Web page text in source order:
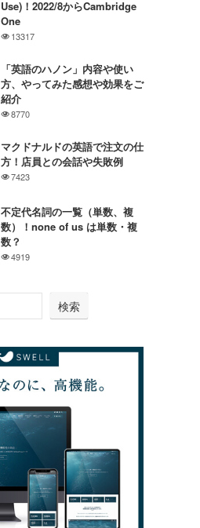
Use)！2022/8からCambridge
One
13317
「英語のハノン」内容や使い
方、やってみた感想や効果をご
紹介
8770
マクドナルドの英語で注文の仕
方！店員との会話や失敗例
7423
不定代名詞の一覧（単数、複
数）！none of us は単数・複
数？
4919
検索